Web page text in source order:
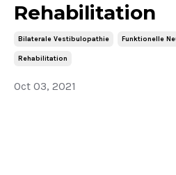
Rehabilitation
Bilaterale Vestibulopathie Funktionelle
Rehabilitation
Oct 03, 2021